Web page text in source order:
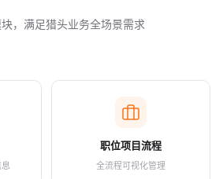
，满足猎头业务全场景需求
职位项目流程
全流程可视化管理